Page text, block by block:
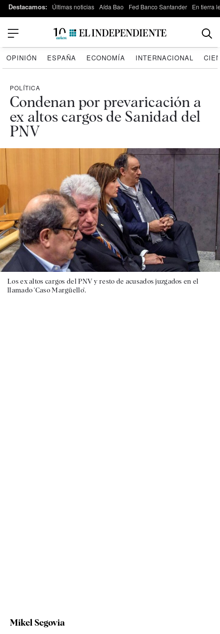
Destacamos: Últimas noticias Aída Bao Fed Banco Santander En tierra
OPINIÓN ESPAÑA ECONOMÍA INTERNACIONAL
POLÍTICA
Condenan por prevaricación a
ex altos cargos de Sanidad del
PNV
Los ex altos cargos del PNV y resto de acusados juzgados en el
llamado 'Caso Margüello'.
Mikel Segovia